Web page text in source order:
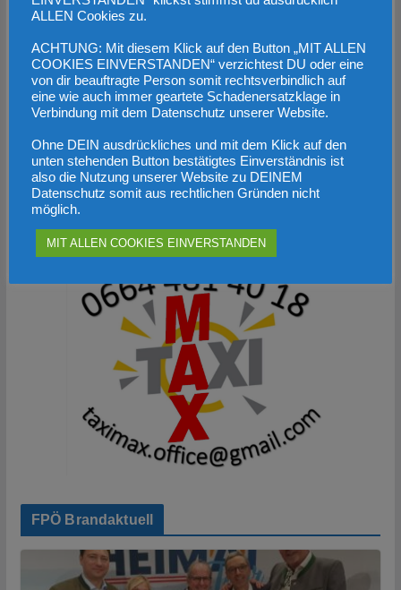
Klimaaktivisten: Kein Verständnis für
Demo-Touristen
9. November 2022
FPÖ Brandaktuell
ALLEN Cookies zu.
ACHTUNG: Mit diesem Klick auf den Button „MIT ALLEN
COOKIES EINVERSTANDEN“ verzichtest DU oder eine
von dir beauftragte Person somit rechtsverbindlich auf
eine wie auch immer geartete Schadenersatzklage in
Verbindung mit dem Datenschutz unserer Website.
Ohne DEIN ausdrückliches und mit dem Klick auf den
unten stehenden Button bestätigtes Einverständnis ist
also die Nutzung unserer Website zu DEINEM
Datenschutz somit aus rechtlichen Gründen nicht
möglich.
MIT ALLEN COOKIES EINVERSTANDEN